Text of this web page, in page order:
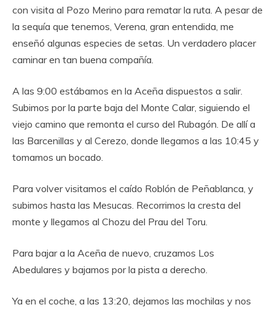
con visita al Pozo Merino para rematar la ruta. A pesar de
la sequía que tenemos, Verena, gran entendida, me
enseñó algunas especies de setas. Un verdadero placer
caminar en tan buena compañía.
A las 9:00 estábamos en la Aceña dispuestos a salir.
Subimos por la parte baja del Monte Calar, siguiendo el
viejo camino que remonta el curso del Rubagón. De allí a
las Barcenillas y al Cerezo, donde llegamos a las 10:45 y
tomamos un bocado.
Para volver visitamos el caído Roblón de Peñablanca, y
subimos hasta las Mesucas. Recorrimos la cresta del
monte y llegamos al Chozu del Prau del Toru.
Para bajar a la Aceña de nuevo, cruzamos Los
Abedulares y bajamos por la pista a derecho.
Ya en el coche, a las 13:20, dejamos las mochilas y nos